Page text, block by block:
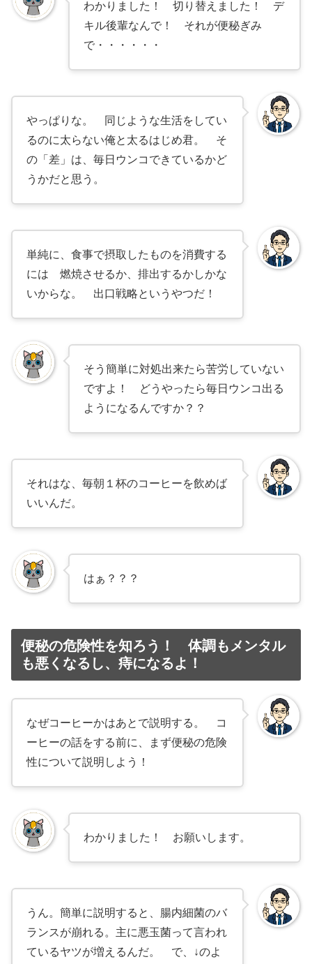
わかりました！ 切り替えました！ デ
キル後輩なんで！ それが便秘ぎみ
で・・・・・・
やっぱりな。 同じような生活をしてい
るのに太らない俺と太るはじめ君。 そ
の「差」は、毎日ウンコできているかど
うかだと思う。
単純に、食事で摂取したものを消費する
には 燃焼させるか、排出するかしかな
いからな。 出口戦略というやつだ！
そう簡単に対処出来たら苦労していない
ですよ！ どうやったら毎日ウンコ出る
ようになるんですか？？
それはな、毎朝１杯のコーヒーを飲めば
いいんだ。
はぁ？？？
便秘の危険性を知ろう！ 体調もメンタル
も悪くなるし、痔になるよ！
なぜコーヒーかはあとで説明する。 コ
ーヒーの話をする前に、まず便秘の危険
性について説明しよう！
わかりました！ お願いします。
うん。簡単に説明すると、腸内細菌のバ
ランスが崩れる。主に悪玉菌って言われ
ているヤツが増えるんだ。 で、↓のよ